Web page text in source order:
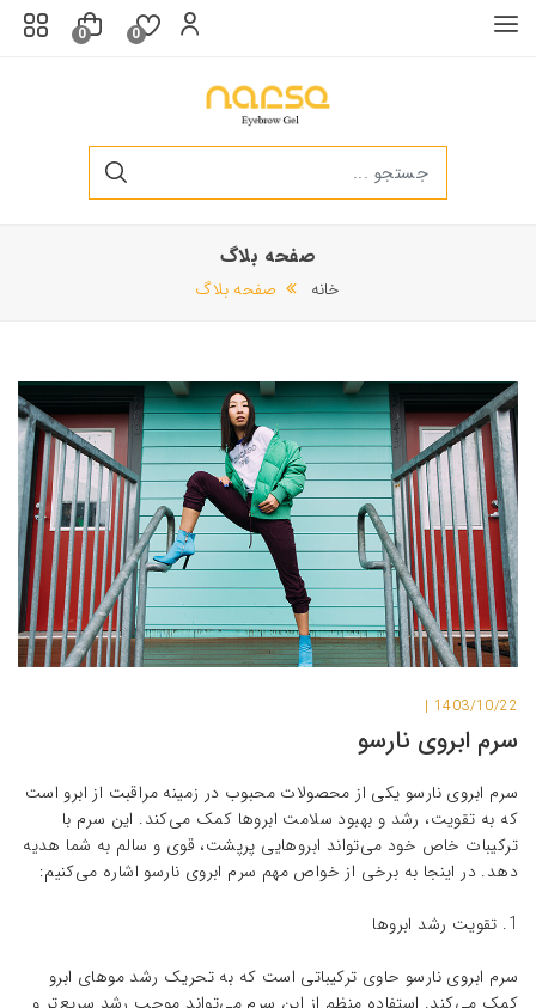
0
0
صفحه بلاگ
خانه صفحه بلاگ
1403/10/22 |
سرم ابروی نارسو
سرم ابروی نارسو یکی از محصولات محبوب در زمینه مراقبت از ابرو است
که به تقویت، رشد و بهبود سلامت ابروها کمک می‌کند. این سرم با
ترکیبات خاص خود می‌تواند ابروهایی پرپشت، قوی و سالم به شما هدیه
دهد. در اینجا به برخی از خواص مهم سرم ابروی نارسو اشاره می‌کنیم:
1. تقویت رشد ابروها
سرم ابروی نارسو حاوی ترکیباتی است که به تحریک رشد موهای ابرو
230,000 تومان
340,000 تومان
سرم ابرو و مژه
ژل لیفت 20ml قهو ه ای روشن ابرو
340,000 تومان
ژل لیفت 10ml قهوه ای متوسط ابرو
230,000 تومان
ژل لیفت10ml قهوه ای تیره ابرو
230,000 تومان